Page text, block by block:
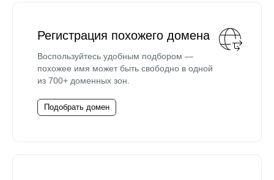
Регистрация похожего домена
Воспользуйтесь удобным подбором —
похожее имя может быть свободно в одной
из 700+ доменных зон.
Подобрать домен